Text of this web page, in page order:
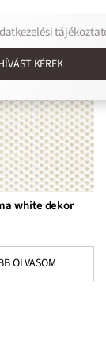
white dekor
OLVASOM
KÉREK